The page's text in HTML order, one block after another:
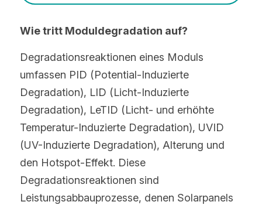
Wie tritt Moduldegradation auf?
Degradationsreaktionen eines Moduls
umfassen PID (Potential-Induzierte
Degradation), LID (Licht-Induzierte
Degradation), LeTID (Licht- und erhöhte
Temperatur-Induzierte Degradation), UVID
(UV-Induzierte Degradation), Alterung und
den Hotspot-Effekt. Diese
Degradationsreaktionen sind
Leistungsabbauprozesse, denen Solarpanels